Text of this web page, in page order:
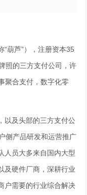
葫芦”），注册资本35
照的三方支付公司，许
聚合支付，数字化零
以及头部的三方支付公
侧产品研发和运营推广
人员大多来自国内大型
及硬件厂商，深耕行业
户需要的行业综合解决